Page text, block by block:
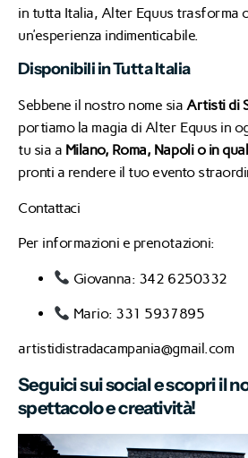
in tutta Italia, Alter Equus trasforma
un’esperienza indimenticabile.​
Disponibili in Tutta Italia
Sebbene il nostro nome siaArtisti di
portiamo la magia di Alter Equus in
tu sia a Milano, Roma, Napoli o in
pronti a rendere il tuo evento
Contattaci
Per informazioni e prenotazioni:
Giovanna: 342 6250332
Mario: 331 5937895
artistidistradacampania@gmail.com
Seguici sui social e scopri il
spettacolo e creatività!